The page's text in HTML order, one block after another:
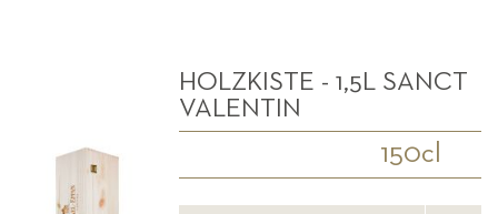
HOLZKISTE - 1,5L SANCT
VALENTIN
150cl